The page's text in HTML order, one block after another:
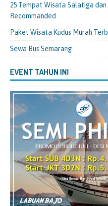
25 Tempat Wisata Salatiga
Recommanded
Paket Wisata Kudus Murah
Sewa Bus Semarang
EVENT TAHUN INI